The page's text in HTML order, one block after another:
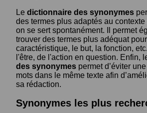
Le dictionnaire des synonymes
des termes plus adaptés au
on se sert spontanément. Il permet
trouver des termes plus adéquat
caractéristique, le but, la fonction,
l'être, de l'action en question. Enfin,
des synonymes permet d’éviter
mots dans le même texte afin
sa rédaction.
Synonymes les plus